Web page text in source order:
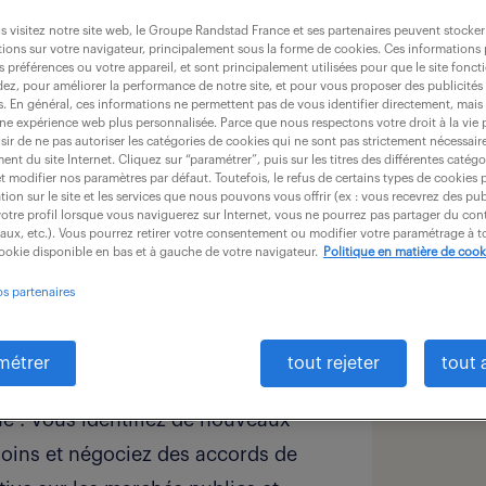
vous êtes le garant de la
votre secteur géographique.
nouer et pérenniser des
monde médical et institutionnel.
activité est structurée autour
temps), complétée par une
administrative en télétravail.
axes majeurs :
: Vous identifiez de nouveaux
et négociez des accords de
offre
secteur
salaire
visitez notre site web, le Groupe Randstad France et ses partenaires peuvent
sur votre navigateur, principalement sous la forme de cookies. Ces informations
préférences ou votre appareil, et sont principalement utilisées pour que le site
pour améliorer la performance de notre site, et pour vous proposer des publicités
En général, ces informations ne permettent pas de vous identifier directement,
expérience web plus personnalisée. Parce que nous respectons votre droit à la vie
de ne pas autoriser les catégories de cookies qui ne sont pas strictement
du site Internet. Cliquez sur “paramétrer”, puis sur les titres des différentes
modifier nos paramètres par défaut. Toutefois, le refus de certains types de cookies
sur le site et les services que nous pouvons vous offrir (ex : vous recevrez des
profil lorsque vous naviguerez sur Internet, vous ne pourrez pas partager du
etc.). Vous pourrez retirer votre consentement ou modifier votre paramétrage à
disponible en bas et à gauche de votre navigateur.
Politique en matière de
partenaires
tout rejeter tout